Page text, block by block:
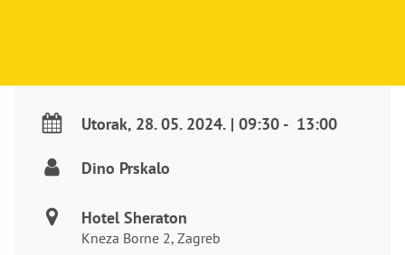
Utorak, 28. 05. 2024. | 09:30 - 13:00
Dino Prskalo
Hotel Sheraton
Kneza Borne 2, Zagreb